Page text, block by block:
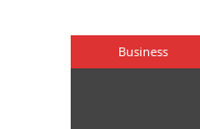
Business